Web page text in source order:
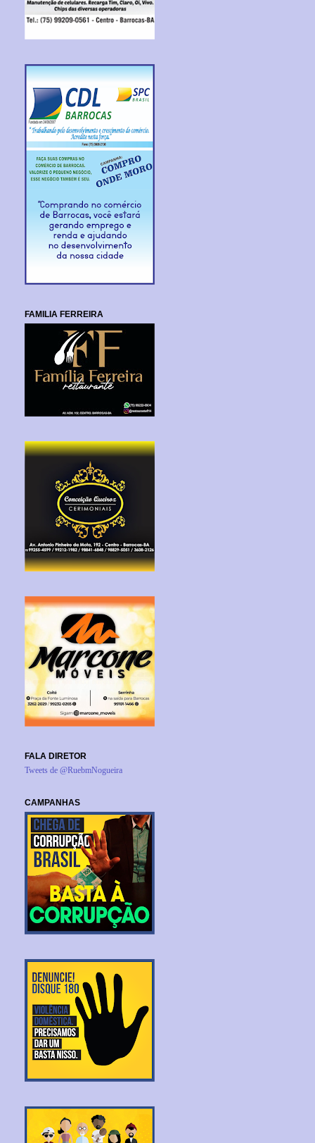
FAMILIA FERREIRA
FALA DIRETOR
Tweets de @RuebmNogueira
CAMPANHAS